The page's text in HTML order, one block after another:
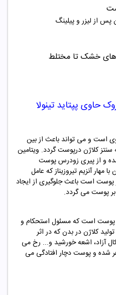
از لیزر و پیلینگ
های خشک تا مختلط
حاوی پپتاید تینولا
است و می تواند باعث از بین
سنتز کلاژن درپوست گردد. ویتامین
و از پیری زودرس پوست
مهار آنزیم تیروزیناز که عامل
پوست است باعث جلوگیری از ایجاد
پوست می گردد.
پوست است که مسئول استحکام و
کلاژن در بدن که در اثر
آزاد، اشعه خورشید و... رخ می
شده و پوست دچار افتادگی می